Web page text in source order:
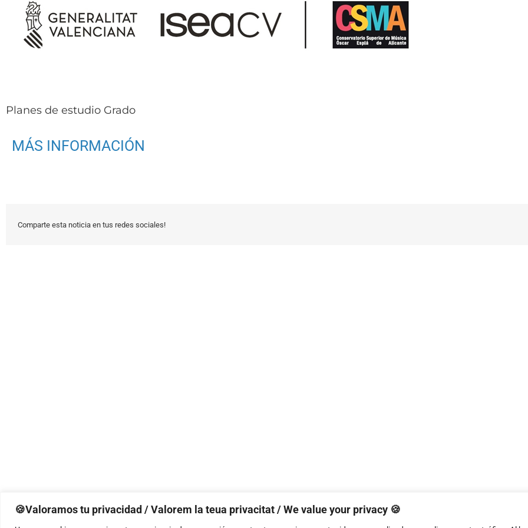
🍪Valoramos tu privacidad / Valorem la teua privacitat / We value your privacy 🍪
contenido
Planes de estudio Grado
MÁS INFORMACIÓN
Comparte esta noticia en tus redes sociales!